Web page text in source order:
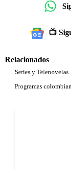
📺
Relacionados
Series y Telenovelas
Programas